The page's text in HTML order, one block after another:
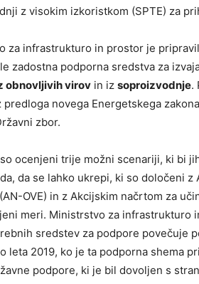
z visokim izkoristkom (SPTE) za
za infrastrukturo in prostor je
zadostna podporna sredstva za
obnovljivih virov in iz soproizvodnje.
novega Energetskega
zbor.
ocenjeni trije možni scenariji, ki bi
da se lahko ukrepi, ki so določeni
OVE) in z Akcijskim načrtom za
meri. Ministrstvo za infrastrukturo
sredstev za podpore povečuje
leta 2019, ko je ta podporna shema
podpore, ki je bil dovoljen s